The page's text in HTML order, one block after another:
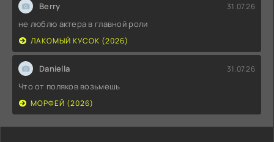
Berry 31.07.26
не люблю актера в главной роли
ЛАКОМЫЙ КУСОК (2026)
Daniella 31.07.26
Что от поляков возьмешь
МОРФЕЙ (2026)